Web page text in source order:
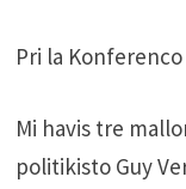
Pri la Konferenco
Mi havis tre
politikisto Guy